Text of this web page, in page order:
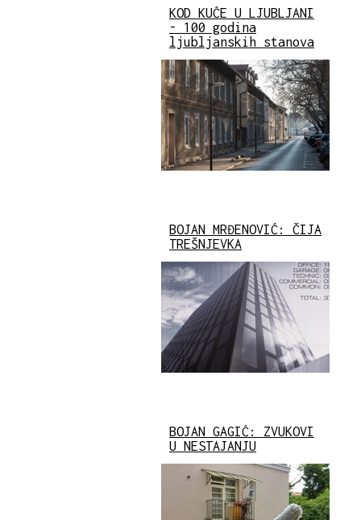
KOD KUĆE U LJUBLJANI
- 100 godina
ljubljanskih stanova
BOJAN MRĐENOVIĆ: ČIJA
TREŠNJEVKA
BOJAN GAGIĆ: ZVUKOVI
U NESTAJANJU